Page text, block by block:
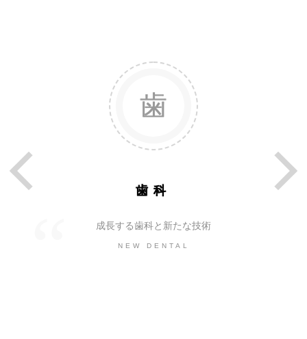
歯科
成長する歯科と新たな技術
NEW DENTAL